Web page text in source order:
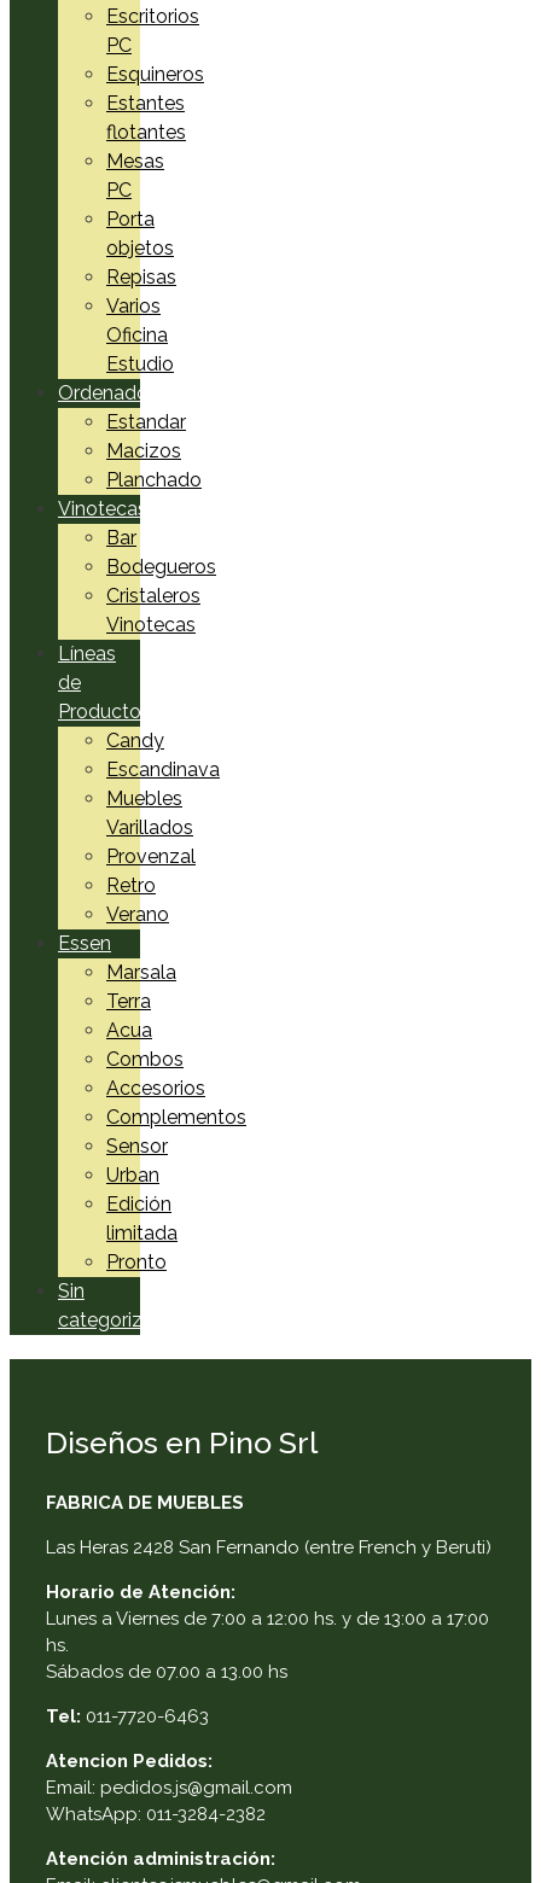
Escritorios
PC
Esquineros
Estantes
flotantes
Mesas
PC
Porta
objetos
Repisas
Varios
Oficina
Estudio
Ordenadores
Estandar
Macizos
Planchado
Vinotecas
Bar
Bodegueros
Cristaleros
Vinotecas
Líneas
de
Productos
Candy
Escandinava
Muebles
Varillados
Provenzal
Retro
Verano
Essen
Marsala
Terra
Acua
Combos
Accesorios
Complementos
Sensor
Urban
Edición
limitada
Pronto
Sin
categorizar
Diseños en Pino Srl
FABRICA DE MUEBLES
Las Heras 2428 San Fernando (entre French y Beruti)
Horario de Atención:
Lunes a Viernes de 7:00 a 12:00 hs. y de 13:00 a 17:00
hs.
Sábados de 07.00 a 13.00 hs
Tel: 011-7720-6463
Atencion Pedidos:
Email: pedidos.js@gmail.com
WhatsApp: 011-3284-2382
Atención administración: